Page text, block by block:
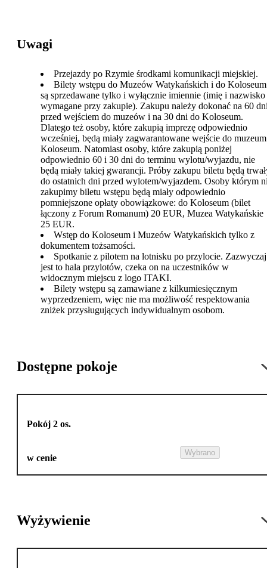
Uwagi
Przejazdy po Rzymie środkami komunikacji miejskiej.
Bilety wstępu do Muzeów Watykańskich i do
są sprzedawane tylko i wyłącznie imiennie (imię i nazwisko
wymagane przy zakupie). Zakupu należy dokonać na 60
przed wejściem do muzeów i na 30 dni do Koloseum.
Dlatego też osoby, które zakupią imprezę odpowiednio
wcześniej, będą miały zagwarantowane wejście do
Koloseum. Natomiast osoby, które zakupią poniżej
odpowiednio 60 i 30 dni do terminu wylotu/wyjazdu, nie
będą miały takiej gwarancji. Próby zakupu biletu będą
do ostatnich dni przed wylotem/wyjazdem. Osoby którym
zakupimy biletu wstępu będą miały odpowiednio
pomniejszone opłaty obowiązkowe: do Koloseum (bilet
łączony z Forum Romanum) 20 EUR, Muzea Watykańskie
25 EUR.
Wstęp do Koloseum i Muzeów Watykańskich tylko z
dokumentem tożsamości.
Spotkanie z pilotem na lotnisku po przylocie. Zazwyczaj
jest to hala przylotów, czeka on na uczestników w
widocznym miejscu z logo ITAKI.
Bilety wstępu są zamawiane z kilkumiesięcznym
wyprzedzeniem, więc nie ma możliwość respektowania
zniżek przysługujących indywidualnym osobom.
Dostępne pokoje
Pokój 2 os.
w cenie
Wybrano
Wyżywienie